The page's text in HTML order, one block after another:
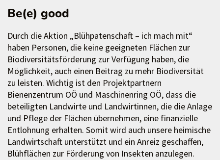
Be(e) good
Durch die Aktion „Blühpatenschaft – ich mach mit“
haben Personen, die keine geeigneten Flächen zur
Biodiversitätsförderung zur Verfügung haben, die
Möglichkeit, auch einen Beitrag zu mehr Biodiversität
zu leisten. Wichtig ist den Projektpartnern
Bienenzentrum OÖ und Maschinenring OÖ, dass die
beteiligten Landwirte und Landwirtinnen, die die Anlage
und Pflege der Flächen übernehmen, eine finanzielle
Entlohnung erhalten. Somit wird auch unsere heimische
Landwirtschaft unterstützt und ein Anreiz geschaffen,
Blühflächen zur Förderung von Insekten anzulegen.